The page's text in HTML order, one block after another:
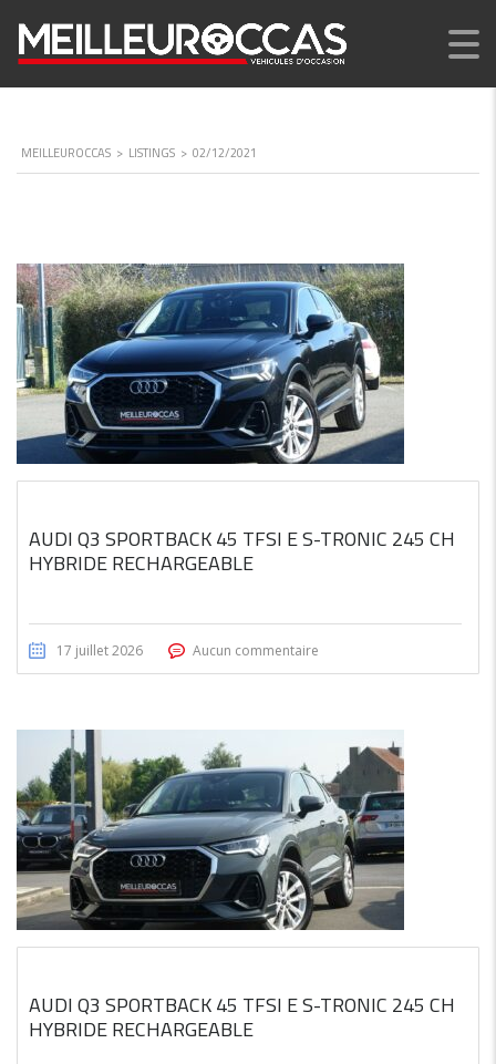
MEILLEUROCCAS > LISTINGS > 02/12/2021
AUDI Q3 SPORTBACK 45 TFSI E S-TRONIC 245 CH
HYBRIDE RECHARGEABLE
17 juillet 2026 Aucun commentaire
AUDI Q3 SPORTBACK 45 TFSI E S-TRONIC 245 CH
HYBRIDE RECHARGEABLE